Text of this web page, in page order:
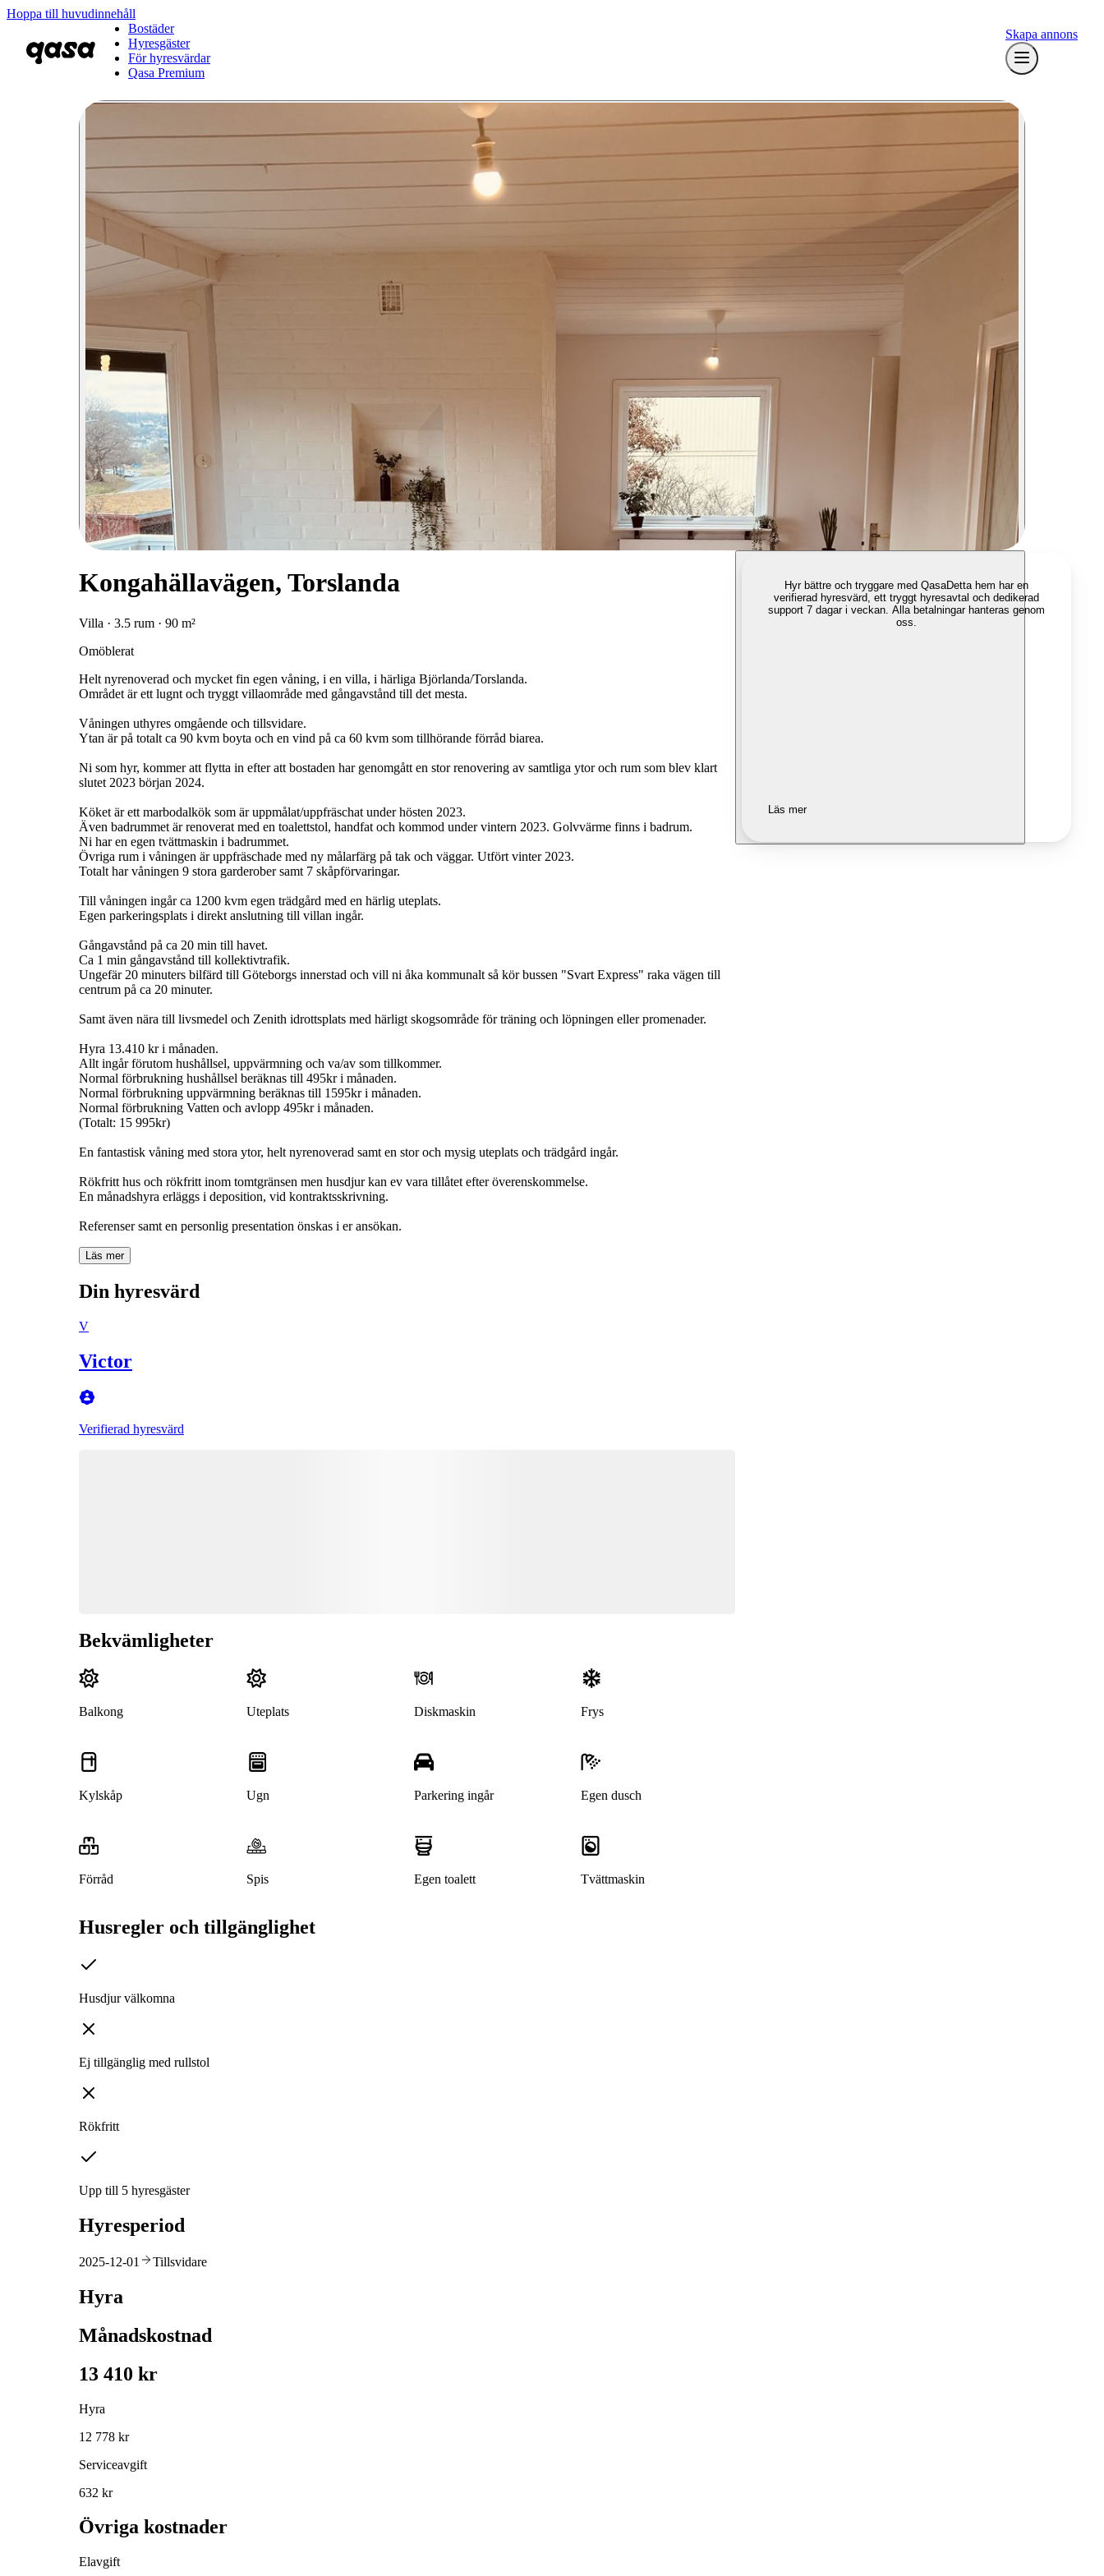
Hoppa till huvudinnehåll
Bostäder
Hyresgäster
För hyresvärdar
Qasa Premium
Skapa annons
Kongahällavägen, Torslanda
Villa · 3.5 rum · 90 m²
Omöblerat
Helt nyrenoverad och mycket fin egen våning, i en villa, i härliga Björlanda/Torslanda.
Området är ett lugnt och tryggt villaområde med gångavstånd till det mesta.
Våningen uthyres omgående och tillsvidare.
Ytan är på totalt ca 90 kvm boyta och en vind på ca 60 kvm som tillhörande förråd biarea.
Ni som hyr, kommer att flytta in efter att bostaden har genomgått en stor renovering av samtliga ytor och rum som blev klart
slutet 2023 början 2024.
Köket är ett marbodalkök som är uppmålat/uppfräschat under hösten 2023.
Även badrummet är renoverat med en toalettstol, handfat och kommod under vintern 2023. Golvvärme finns i badrum.
Ni har en egen tvättmaskin i badrummet.
Övriga rum i våningen är uppfräschade med ny målarfärg på tak och väggar. Utfört vinter 2023.
Totalt har våningen 9 stora garderober samt 7 skåpförvaringar.
Till våningen ingår ca 1200 kvm egen trädgård med en härlig uteplats.
Egen parkeringsplats i direkt anslutning till villan ingår.
Gångavstånd på ca 20 min till havet.
Ca 1 min gångavstånd till kollektivtrafik.
Ungefär 20 minuters bilfärd till Göteborgs innerstad och vill ni åka kommunalt så kör bussen "Svart Express" raka vägen till
centrum på ca 20 minuter.
Samt även nära till livsmedel och Zenith idrottsplats med härligt skogsområde för träning och löpningen eller promenader.
Hyra 13.410 kr i månaden.
Allt ingår förutom hushållsel, uppvärmning och va/av som tillkommer.
Normal förbrukning hushållsel beräknas till 495kr i månaden.
Normal förbrukning uppvärmning beräknas till 1595kr i månaden.
Normal förbrukning Vatten och avlopp 495kr i månaden.
(Totalt: 15 995kr)
En fantastisk våning med stora ytor, helt nyrenoverad samt en stor och mysig uteplats och trädgård ingår.
Rökfritt hus och rökfritt inom tomtgränsen men husdjur kan ev vara tillåtet efter överenskommelse.
En månadshyra erläggs i deposition, vid kontraktsskrivning.
Referenser samt en personlig presentation önskas i er ansökan.
Läs mer
Din hyresvärd
V
Victor
Verifierad hyresvärd
Bekvämligheter
Balkong Uteplats Diskmaskin Frys
Kylskåp Ugn Parkering ingår Egen dusch
Förråd Spis Egen toalett Tvättmaskin
Husregler och tillgänglighet
Husdjur välkomna
Ej tillgänglig med rullstol
Rökfritt
Upp till 5 hyresgäster
Hyresperiod
2025-12-01 Tillsvidare
Hyra
Månadskostnad
13 410 kr
Hyra
12 778 kr
Serviceavgift
632 kr
Övriga kostnader
Elavgift
Hyr bättre och tryggare med QasaDetta hem har en
verifierad hyresvärd, ett tryggt hyresavtal och dedikerad
support 7 dagar i veckan. Alla betalningar hanteras genom
oss.
Läs mer